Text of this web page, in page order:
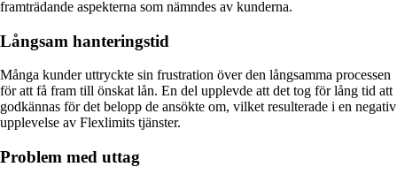
framträdande aspekterna som nämndes av kunderna.
Långsam hanteringstid
Många kunder uttryckte sin frustration över den långsamma processen
för att få fram till önskat lån. En del upplevde att det tog för lång tid att
godkännas för det belopp de ansökte om, vilket resulterade i en negativ
upplevelse av Flexlimits tjänster.
Problem med uttag